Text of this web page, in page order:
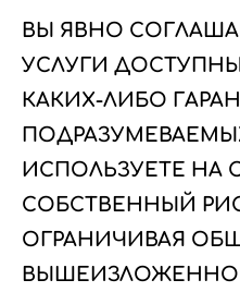
ВЫ ЯВНО
УСЛУГИ ДОСТУПНЫ
КАКИХ-ЛИБО
ИСПОЛЬЗУЕТЕ НА
СОБСТВЕННЫЙ
ОГРАНИЧИВАЯ